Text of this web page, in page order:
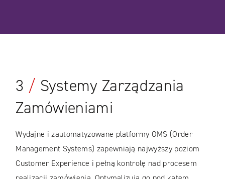
3 / Systemy Zarządzania
Zamówieniami
Wydajne i zautomatyzowane platformy OMS (Order
Management Systems) zapewniają najwyższy poziom
Customer Experience i pełną kontrolę nad procesem